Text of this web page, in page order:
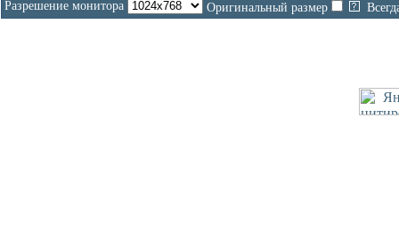
Разрешение монитора Оригинальный размер